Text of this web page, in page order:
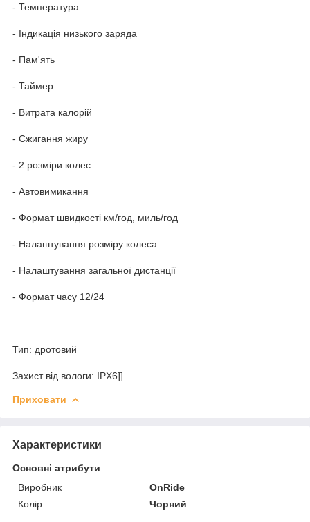
- Температура
- Індикація низького заряда
- Пам'ять
- Таймер
- Витрата калорій
- Сжигання жиру
- 2 розміри колес
- Автовимикання
- Формат швидкості км/год, миль/год
- Налаштування розміру колеса
- Налаштування загальної дистанції
- Формат часу 12/24
Тип: дротовий
Захист від вологи: IPX6]]
Приховати
Характеристики
Основні атрибути
Виробник
OnRide
Колір
Чорний